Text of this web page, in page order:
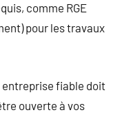
comme RGE
pour les travaux
fiable doit
ouverte à vos